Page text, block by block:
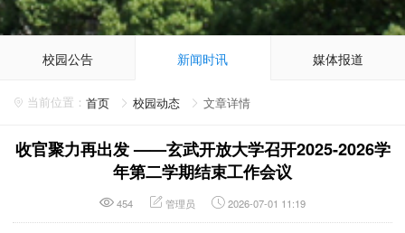
校园公告 新闻时讯 媒体报道
首页 校园动态 文章详情
收官聚力再出发 ——玄武开放大学召开2025-2026学
年第二学期结束工作会议
454 管理员 2026-07-01 11:19